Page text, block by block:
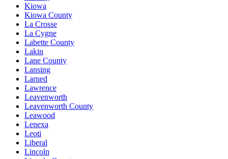
Kiowa
Kiowa County
La Crosse
La Cygne
Labette County
Lakin
Lane County
Lansing
Larned
Lawrence
Leavenworth
Leavenworth County
Leawood
Lenexa
Leoti
Liberal
Lincoln